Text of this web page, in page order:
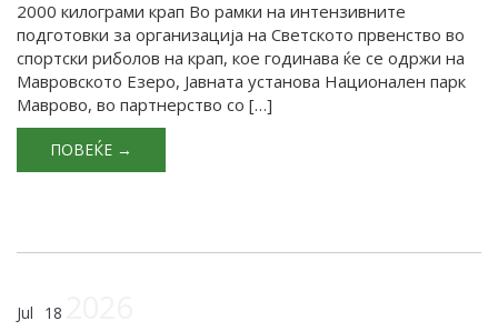
2000 килограми крап Во рамки на интензивните
подготовки за организација на Светското првенство во
спортски риболов на крап, кое годинава ќе се одржи на
Мавровското Езеро, Јавната установа Национален парк
Маврово, во партнерство со […]
ПОВЕЌЕ →
Jul 18